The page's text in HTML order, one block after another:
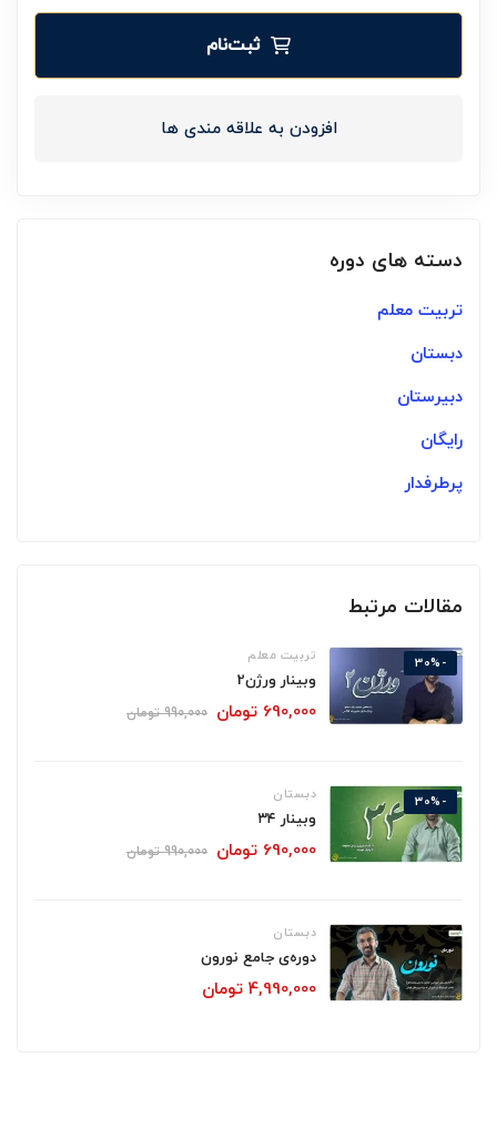
ثبت‌نام
افزودن به علاقه مندی ها
دسته های دوره
تربیت معلم
دبستان
دبیرستان
رایگان
پرطرفدار
مقالات مرتبط
-30% تربیت معلم
وبینار ورژن2
690,000 تومان 990,000 تومان
-30% دبستان
وبینار ۳۴
690,000 تومان 990,000 تومان
دبستان
دوره‌ی جامع نورون
4,990,000 تومان